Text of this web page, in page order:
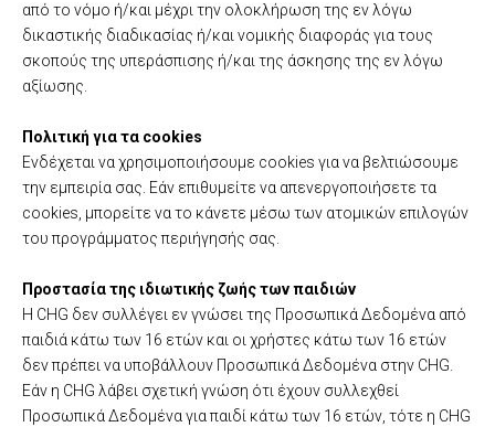
από το νόμο ή/και μέχρι την ολοκλήρωση της εν λόγω
δικαστικής διαδικασίας ή/και νομικής διαφοράς για τους
σκοπούς της υπεράσπισης ή/και της άσκησης της εν λόγω
αξίωσης.
Πολιτική για τα cookies
Ενδέχεται να χρησιμοποιήσουμε cookies για να βελτιώσουμε
την εμπειρία σας. Εάν επιθυμείτε να απενεργοποιήσετε τα
cookies, μπορείτε να το κάνετε μέσω των ατομικών επιλογών
του προγράμματος περιήγησής σας.
Προστασία της ιδιωτικής ζωής των παιδιών
Η CHG δεν συλλέγει εν γνώσει της Προσωπικά Δεδομένα από
παιδιά κάτω των 16 ετών και οι χρήστες κάτω των 16 ετών
δεν πρέπει να υποβάλλουν Προσωπικά Δεδομένα στην CHG.
Εάν η CHG λάβει σχετική γνώση ότι έχουν συλλεχθεί
Προσωπικά Δεδομένα για παιδί κάτω των 16 ετών, τότε η CHG